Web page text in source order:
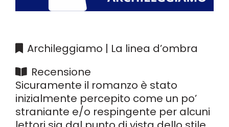
Archileggiamo | La linea d’ombra
Recensione
Sicuramente il romanzo è stato
inizialmente percepito come un po’
straniante e/o respingente per alcuni